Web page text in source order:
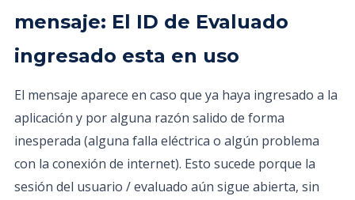
mensaje: El ID de Evaluado
ingresado esta en uso
El mensaje aparece en caso que ya haya ingresado a la
aplicación y por alguna razón salido de forma
inesperada (alguna falla eléctrica o algún problema
con la conexión de internet). Esto sucede porque la
sesión del usuario / evaluado aún sigue abierta, sin